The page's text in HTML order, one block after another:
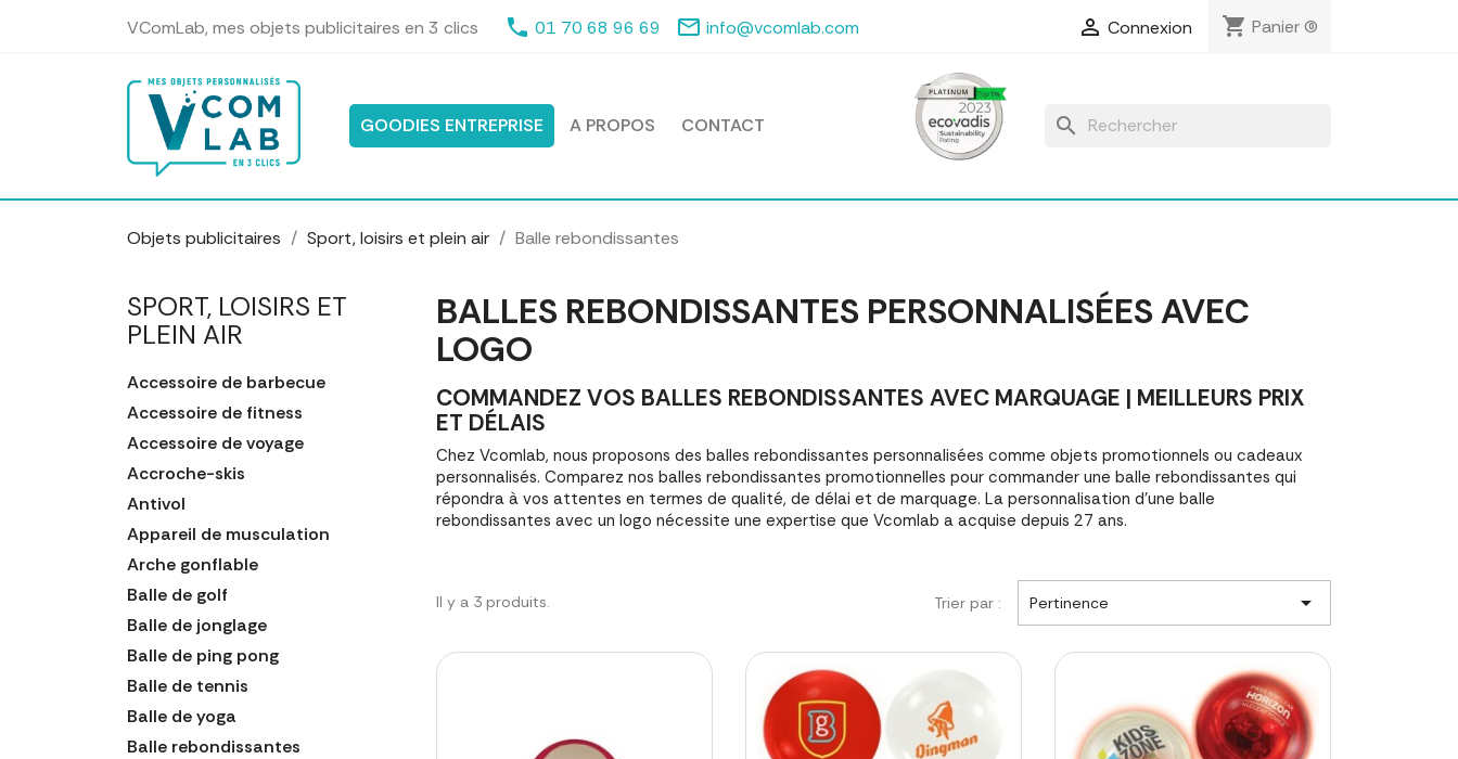
VComLab, mes objets publicitaires en 3 clics phone 01 70 68 96 69 mail_outline info@vcomlab.com  Connexion shopping_cart Panier(0)
GOODIES ENTREPRISE A PROPOS CONTACT search
Objets publicitaires Sport, loisirs et plein air Balle rebondissantes
SPORT, LOISIRS ET
PLEIN AIR
Accessoire de barbecue
Accessoire de fitness
Accessoire de voyage
Accroche-skis
Antivol
Appareil de musculation
Arche gonflable
Balle de golf
Balle de jonglage
Balle de ping pong
Balle de tennis
Balle de yoga
Balle rebondissantes
BALLES REBONDISSANTES PERSONNALISÉES AVEC
LOGO
COMMANDEZ VOS BALLES REBONDISSANTES AVEC MARQUAGE | MEILLEURS PRIX
ET DÉLAIS
Chez Vcomlab, nous proposons des balles rebondissantes personnalisées comme objets promotionnels ou cadeaux
personnalisés. Comparez nos balles rebondissantes promotionnelles pour commander une balle rebondissantes qui
répondra à vos attentes en termes de qualité, de délai et de marquage. La personnalisation d'une balle
rebondissantes avec un logo nécessite une expertise que Vcomlab a acquise depuis 27 ans.
Il y a 3 produits. Trier par : Pertinence 